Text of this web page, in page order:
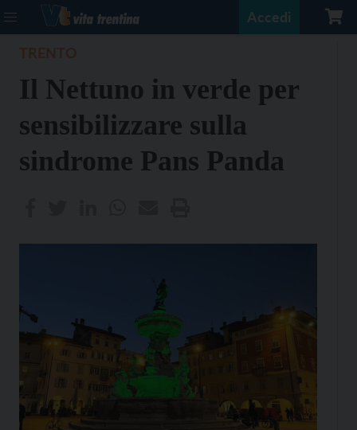
Accedi
Il Nettuno in verde per
sensibilizzare sulla
sindrome Pans Panda